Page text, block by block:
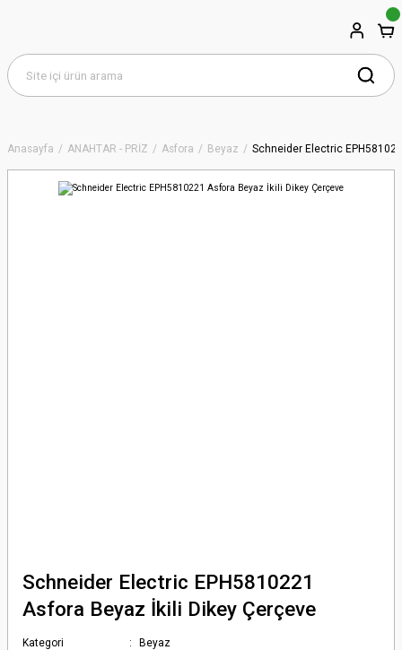
Anasayfa ANAHTAR - PRİZ Asfora Beyaz Schneider Electric
Schneider Electric EPH5810221
Asfora Beyaz İkili Dikey Çerçeve
Kategori
Beyaz